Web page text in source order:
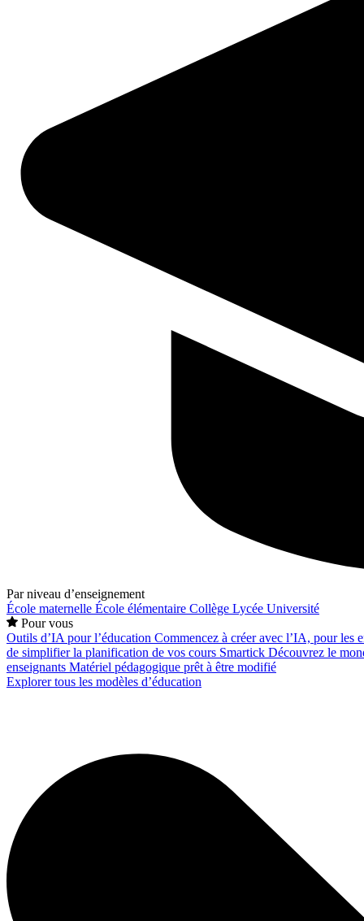
Par niveau d’enseignement
École maternelle École élémentaire Collège Lycée Université
Pour vous
Outils d’IA pour l’éducation Commencez à créer avec l’IA, pour les
de simplifier la planification de vos cours Smartick Découvrez le
enseignants Matériel pédagogique prêt à être modifié
Explorer tous les modèles d’éducation